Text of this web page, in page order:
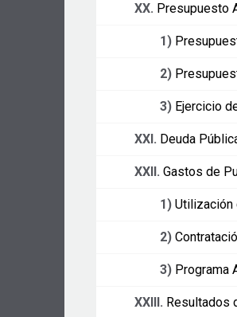
XX. Presupuesto
1)
2)
3) Ejercicio
XXI. Deuda
XXII. Gastos de
1) Utilización
2)
3) Programa
XXIII. Resultados